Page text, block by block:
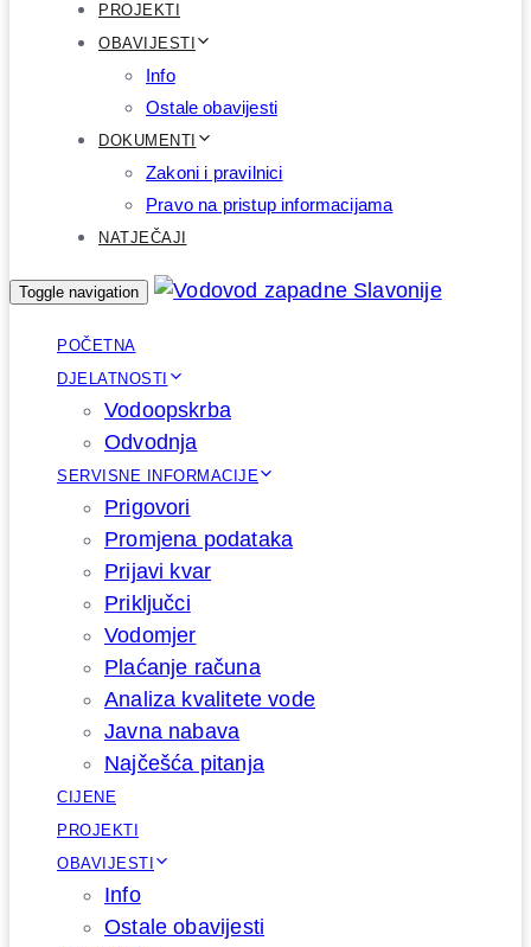
PROJEKTI
OBAVIJESTI
Info
Ostale obavijesti
DOKUMENTI
Zakoni i pravilnici
Pravo na pristup informacijama
NATJEČAJI
Toggle navigation
POČETNA
DJELATNOSTI
Vodoopskrba
Odvodnja
SERVISNE INFORMACIJE
Prigovori
Promjena podataka
Prijavi kvar
Priključci
Vodomjer
Plaćanje računa
Analiza kvalitete vode
Javna nabava
Najčešća pitanja
CIJENE
PROJEKTI
OBAVIJESTI
Info
Ostale obavijesti